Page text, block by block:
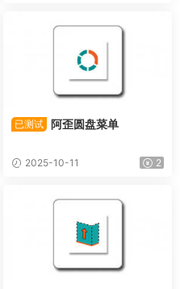
已测试 阿歪圆盘菜单
2025-10-11 2